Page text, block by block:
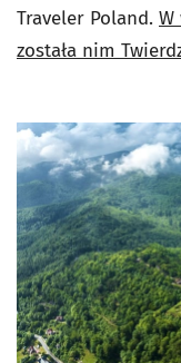
Traveler Poland. W
została nim